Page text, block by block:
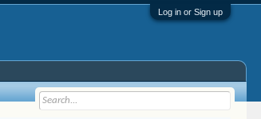
Log in or Sign up